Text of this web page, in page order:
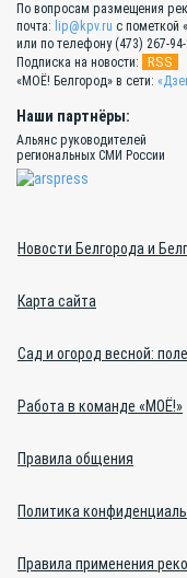
По вопросам размещения
почта: lip@kpv.ru с пометкой
или по телефону (473) 267-94-
Подписка на новости:
RSS
«МОЁ! Белгород» в сети:
Наши партнёры:
Альянс руководителей
региональных СМИ России
Новости Белгорода и
Карта сайта
Сад и огород весной:
Работа в команде «МОЁ!»
Правила общения
Политика
Правила применения